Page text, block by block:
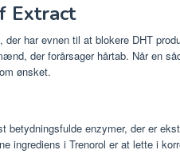
Extract
der har evnen til at blokere DHT
der forårsager hårtab. Når en
ønsket.
betydningsfulde enzymer, der er
ingrediens i Trenorol er at lette i